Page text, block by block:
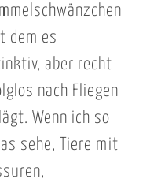
dem es
aber recht
nach Fliegen
Wenn ich so
sehe, Tiere mit